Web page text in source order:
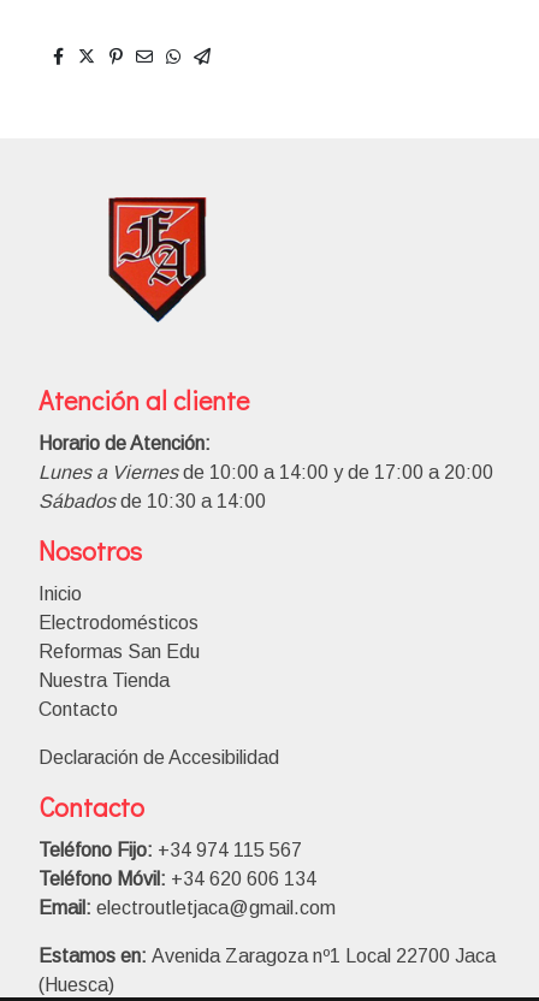
Atención al cliente
Horario de Atención:
Lunes a Viernesde 10:00 a 14:00 y de 17:00 a 20:00
Sábadosde 10:30 a 14:00
Nosotros
Inicio
Electrodomésticos
Reformas San Edu
Nuestra Tienda
Contacto
Declaración de Accesibilidad
Contacto
Teléfono Fijo: +34 974 115 567
Teléfono Móvil: +34 620 606 134
Email: electroutletjaca@gmail.com
Estamos en: Avenida Zaragoza nº1 Local 22700 Jaca
(Huesca)